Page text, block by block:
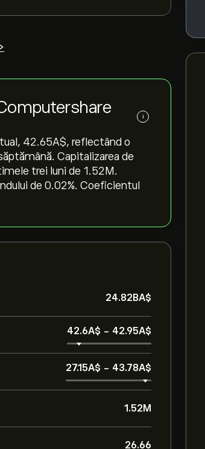
i
42.65‎A$‎, reflectând o
Capitalizarea de
trei luni de 1.52M.
de 0.02%. Coeficientul
24.82B‎A$‎
42.6‎A$‎ - 42.95‎A$‎
27.15‎A$‎ - 43.78‎A$‎
1.52M
26.66